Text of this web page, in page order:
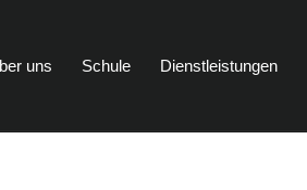
uns Schule Dienstleistungen